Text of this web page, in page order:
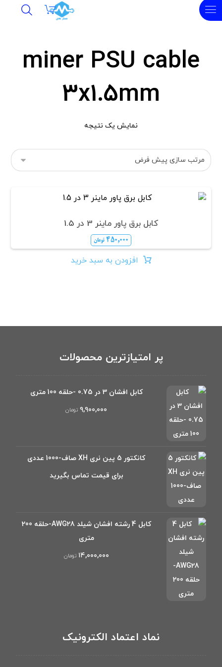
miner PSU cable
3x1.5mm
نمایش یک نتیجه
کابل برق پاور ماینر 3 در 1.5
۴۵۰,۰۰۰ تومان
افزودن به سبد خرید
پر امتیازترین محصولات
کابل افشان 3 در 0.75 -حلقه 100 متری
۹,۹۰۰,۰۰۰ تومان
کانکتور 5 پین نری XH صاف-1000 عددی
برای قیمت تماس بگیرید
کابل 4 رشته افشان شیلد AWG28-حلقه 200
متری
۱۴,۰۰۰,۰۰۰ تومان
نماد اعتماد الکترونیک